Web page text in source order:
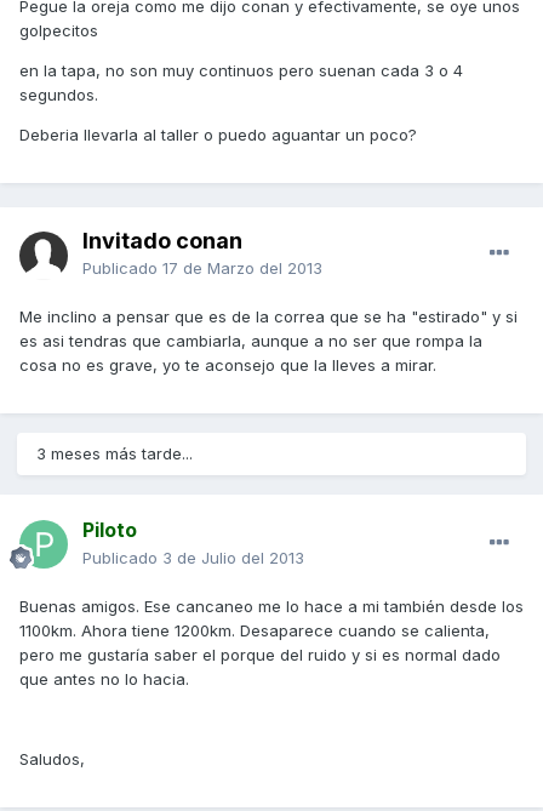
Pegue la oreja como me dijo conan y efectivamente, se oye unos
golpecitos
en la tapa, no son muy continuos pero suenan cada 3 o 4
segundos.
Deberia llevarla al taller o puedo aguantar un poco?
Invitado conan
Publicado 17 de Marzo del 2013
Me inclino a pensar que es de la correa que se ha "estirado" y si
es asi tendras que cambiarla, aunque a no ser que rompa la
cosa no es grave, yo te aconsejo que la lleves a mirar.
3 meses más tarde...
Piloto
Publicado 3 de Julio del 2013
Buenas amigos. Ese cancaneo me lo hace a mi también desde los
1100km. Ahora tiene 1200km. Desaparece cuando se calienta,
pero me gustaría saber el porque del ruido y si es normal dado
que antes no lo hacia.
Saludos,